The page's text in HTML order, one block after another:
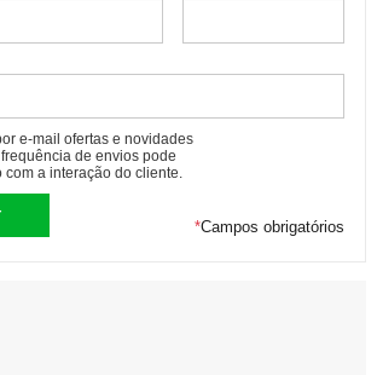
e-mail ofertas e novidades
de envios pode
a interação do cliente.
*Campos obrigatórios